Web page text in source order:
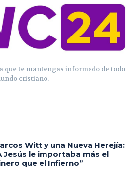
que te mantengas informado de todo
cristiano.
Witt y una Nueva Herejía:
Jesús le importaba más el
que el Infierno”